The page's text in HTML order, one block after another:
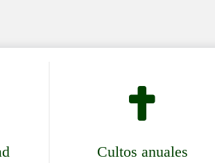

Cultos anuales